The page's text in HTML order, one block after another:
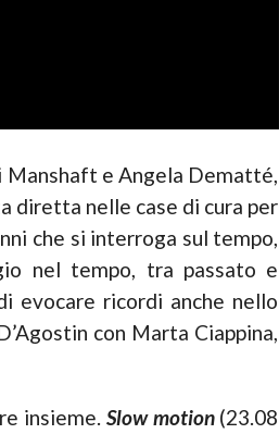
e Angela Dematté,
diretta nelle case di cura per
che si interroga sul tempo,
nel tempo, tra passato e
evocare ricordi anche nello
con Marta Ciappina,
insieme. Slow motion(23.08